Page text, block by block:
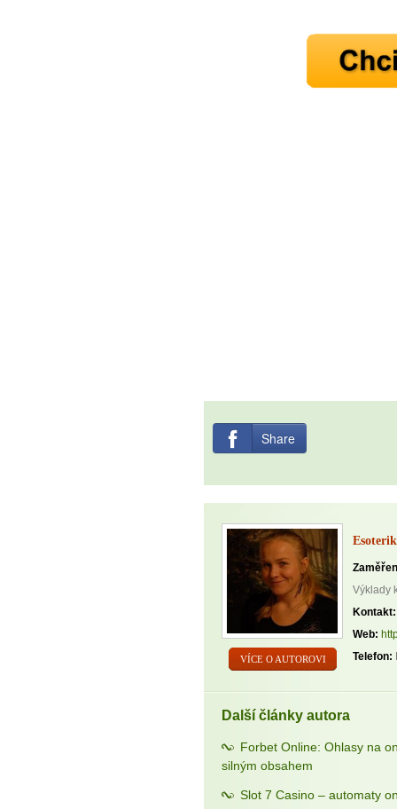
Share
VÍCE O AUTOROVI
Výklady
Kontakt:
Web:
Telefon:
Další články autora
Forbet Online: Ohlasy na
silným obsahem
Slot 7 Casino – automaty